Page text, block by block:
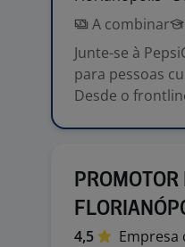
A combinar
Junte-se à
para pessoas
Desde o
4,5 Empresa